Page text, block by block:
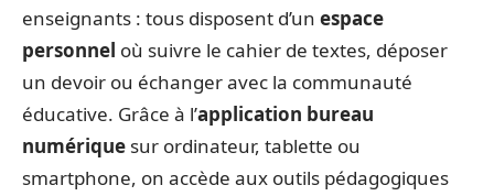
enseignants : tous disposent d’un espace
personnel où suivre le cahier de textes, déposer
un devoir ou échanger avec la communauté
éducative. Grâce à l’application bureau
numérique sur ordinateur, tablette ou
smartphone, on accède aux outils pédagogiques